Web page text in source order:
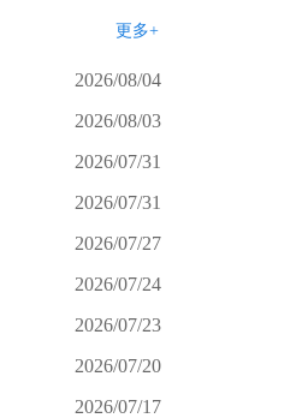
更多+
2026/08/04
2026/08/03
2026/07/31
2026/07/31
2026/07/27
2026/07/24
2026/07/23
2026/07/20
2026/07/17